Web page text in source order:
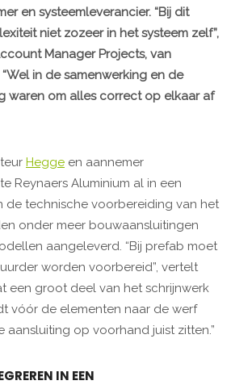
en systeemleverancier. “Bij dit
niet zozeer in het systeem zelf”,
Manager Projects, van
“Wel in de samenwerking en de
waren om alles correct op elkaar af
Hegge en aannemer
Reynaers Aluminium al in een
de technische voorbereiding van het
onder meer bouwaansluitingen
aangeleverd. “Bij prefab moet
worden voorbereid”, vertelt
een groot deel van het schrijnwerk
vóór de elementen naar de werf
aansluiting op voorhand juist zitten.”
IN EEN